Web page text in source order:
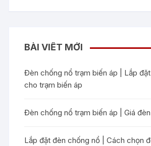
BÀI VIẾT MỚI
Đèn chống nổ trạm biến áp | Lắp
cho trạm biến áp
Đèn chống nổ trạm biến áp | Giá
Lắp đặt đèn chống nổ | Cách chọn